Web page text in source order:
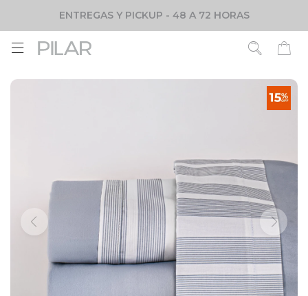
ENTREGAS Y PICKUP - 48 A 72 HORAS
